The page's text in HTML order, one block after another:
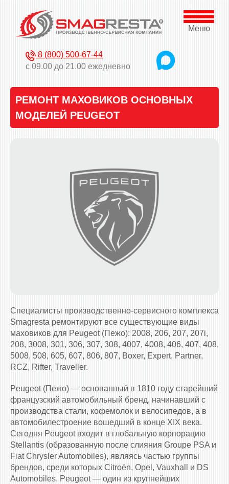
Меню
8 (800) 500-67-44
с 09.00 до 21.00 ежедневно
РЕМОНТ МАХОВИКОВ ОСНОВНЫХ
МОДЕЛЕЙ PEUGEOT
Специалисты производственно-сервисного комплекса
Smagresta ремонтируют все существующие виды
маховиков для Peugeot (Пежо): 2008, 206, 207, 207i,
208, 3008, 301, 306, 307, 308, 4007, 4008, 406, 407, 408,
5008, 508, 605, 607, 806, 807, Boxer, Expert, Partner,
RCZ, Rifter, Traveller.
Peugeot (Пежо) — основанный в 1810 году старейший
французский автомобильный бренд, начинавший с
производства стали, кофемолок и велосипедов, а в
автомобилестроение вошедший в конце XIX века.
Сегодня Peugeot входит в глобальную корпорацию
Stellantis (образованную после слияния Groupe PSA и
Fiat Chrysler Automobiles), являясь частью группы
брендов, среди которых Citroën, Opel, Vauxhall и DS
Automobiles. Peugeot — один из крупнейших